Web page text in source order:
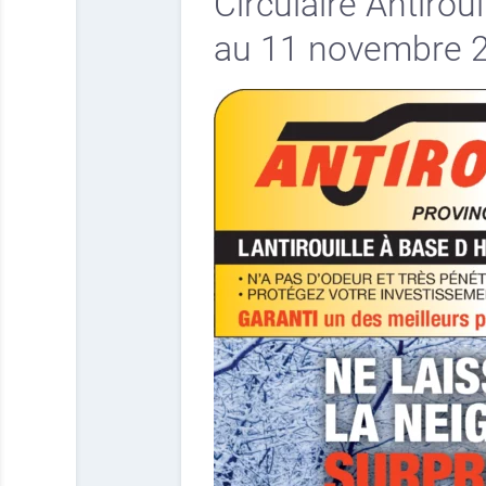
au 11 novembre